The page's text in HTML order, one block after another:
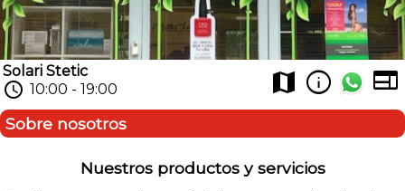
Solari Stetic
schedule 10:00 - 19:00 map info web
Sobre nosotros
Nuestros productos y servicios